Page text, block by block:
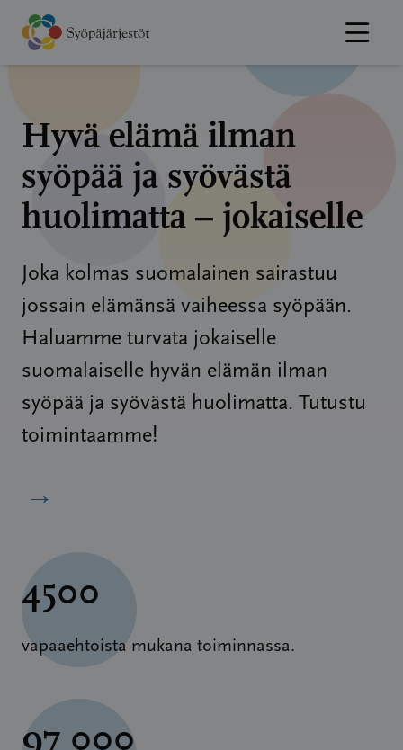
Hyppää
sisältöön
Hyvä elämä ilman
syöpää ja syövästä
huolimatta – jokaiselle
Joka kolmas suomalainen sairastuu
jossain elämänsä vaiheessa syöpään.
Haluamme turvata jokaiselle
suomalaiselle hyvän elämän ilman
syöpää ja syövästä huolimatta. Tutustu
toimintaamme!
→
4500
vapaaehtoista mukana toiminnassa.
97 000